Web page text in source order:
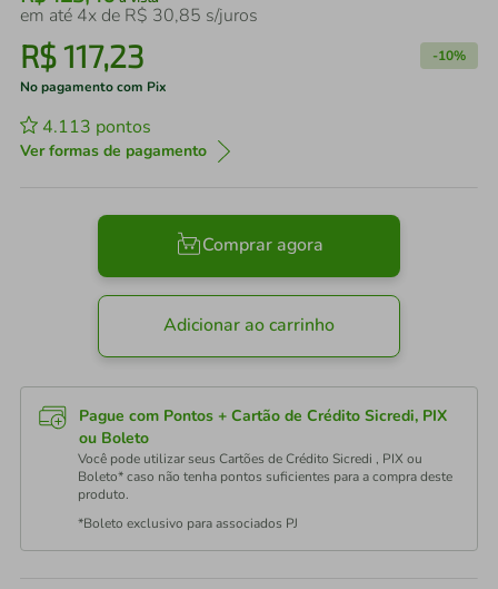
em até 4x de R$ 30,85 s/juros
R$117,23 -10%
No pagamento com Pix
4.113 pontos
Ver formas de pagamento
Comprar agora
Adicionar ao carrinho
Pague com Pontos + Cartão de Crédito Sicredi, PIX
ou Boleto
Você pode utilizar seus Cartões de Crédito Sicredi , PIX ou
Boleto* caso não tenha pontos suficientes para a compra deste
produto.
*Boleto exclusivo para associados PJ